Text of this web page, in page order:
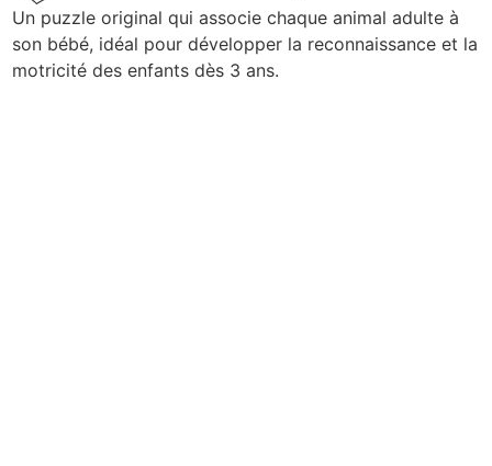
Un puzzle original qui associe chaque animal adulte à
son bébé, idéal pour développer la reconnaissance et la
motricité des enfants dès 3 ans.